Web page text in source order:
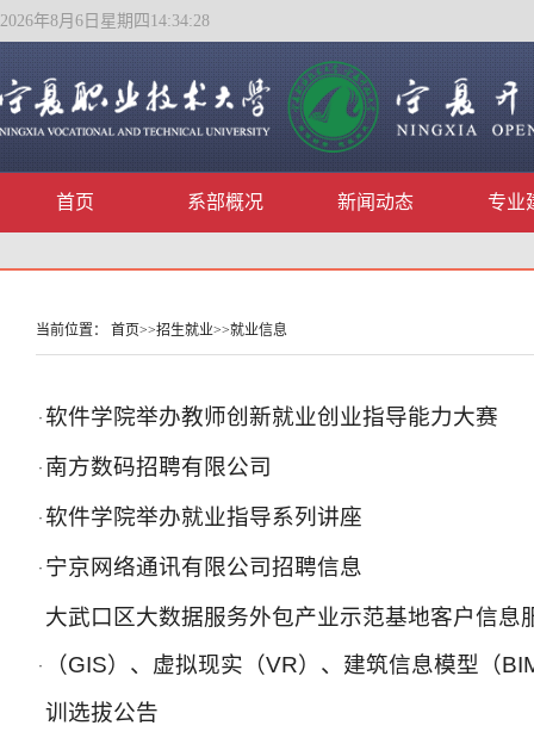
2026年8月6日星期四14:34:28
首页 系部概况 新闻动态 专业
当前位置： 首页>>招生就业>>就业信息
· 软件学院举办教师创新就业创业指导能力大赛
· 南方数码招聘有限公司
· 软件学院举办就业指导系列讲座
· 宁京网络通讯有限公司​招聘信息
·
大武口区大数据服务外包产业示范基地客户信息
（GIS）、虚拟现实（VR）、建筑信息模型（
训选拔公告